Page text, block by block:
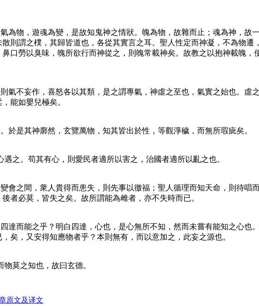
為物，遊魂為變，是故知鬼神之情狀。魄為物，故雜而止；魂為神，故
則謂之樸，其歸皆道也，各從其實言之耳。聖人性定而神凝，不為物
口勞以臭味，魄所欲行而神從之，則魄常載神矣。故教之以抱神載魄
氣不妄作，喜怒各以其類，是之謂專氣，神虛之至也，氣實之始也。虛
能如嬰兒極矣。
是其神廓然，玄覽萬物，知其皆出於性，等觀淨穢，而無所瑕疵矣。
之。苟其有心，則愛民者適所以害之，治國者適所以亂之也。
會之間，衆人貴得而患失，則先事以徼福；聖人循理而知天命，則待唱
者必莫，皆失之矣。故所謂能為雌者，亦不失時而已。
達而能之乎？明白四達，心也，是心無所不知，然而未嘗有能知之心也
矣，又安得知應物者乎？本則無有，而以意加之，此妄之源也。
莫之知也，故曰玄德。
原文及译文